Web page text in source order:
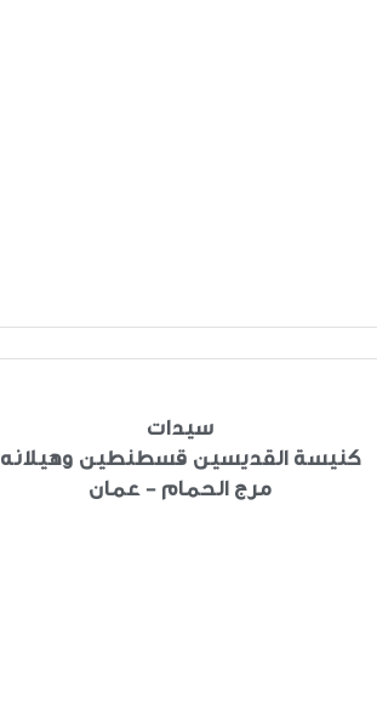
سيدات
كنيسة القديسين قسطنطين وهيلانه
مرج الحمام - عمان